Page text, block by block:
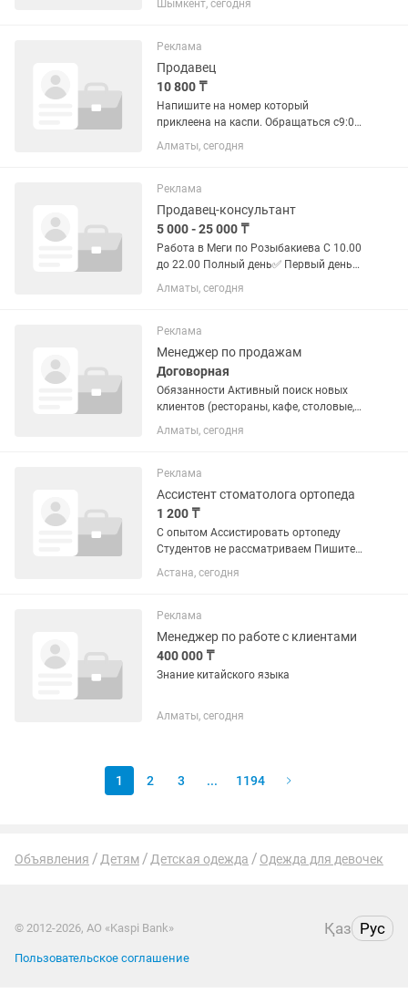
ответственность, активность, умение
пятидневная рабочая неделя, оклад +
бонусы...
Шымкент, сегодня
Реклама
Продавец
10 800 ₸
Напишите на номер который
приклеена на каспи. Обращаться с9:00
по 19:00
Алматы, сегодня
Реклама
Продавец-консультант
5 000 - 25 000 ₸
Работа в Меги по Розыбакиева С 10.00
до 22.00 Полный день✅ Первый день
стажировочный не оплачивается❗️ 5000
+ 4% оплачивается день в день. 💳
— Консультировать...
Алматы, сегодня
Реклама
Менеджер по продажам
Договорная
Обязанности Активный поиск новых
клиентов (рестораны, кафе, столовые,
гостиницы, пищевые производства,
торговые центры и другие
звонки и назначение встреч. ...
Алматы, сегодня
Реклама
Ассистент стоматолога ортопеда
1 200 ₸
С опытом Ассистировать ортопеду
Студентов не рассматриваем Пишите ,
на звонки не отвечаю
Астана, сегодня
Реклама
Менеджер по работе с клиентами
400 000 ₸
Знание китайского языка
Алматы, сегодня
1 2 3 ... 1194
Объявления Детям Детская одежда Одежда для девочек
© 2012-2026, АО «Kaspi Bank» Қаз Рус
Пользовательское соглашение